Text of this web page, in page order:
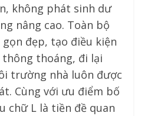
không phát sinh dư
nâng cao. Toàn bộ
đẹp, tạo điều kiện
thoáng, đi lại
trường nhà luôn được
Cùng với ưu điểm bố
chữ L là tiền đề quan